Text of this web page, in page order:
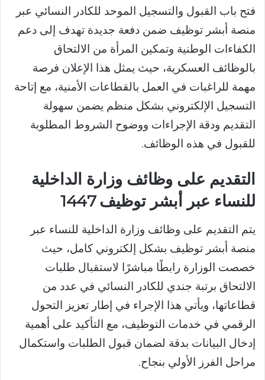
فتح باب القبول والتسجيل الموحد للكادر النسائي عبر
منصة أبشر توظيف ضمن دفعة جديدة تهدف إلى دعم
الكفاءات الوطنية وتمكين المرأة من الالتحاق
بالوظائف العسكرية، حيث يمثل هذا الإعلان فرصة
مهمة للراغبات في العمل بالقطاعات الأمنية، مع إتاحة
التسجيل الإلكتروني بشكل منظم يضمن سهولة
التقديم ودقة الإجراءات ووضوح الشروط المطلوبة
للقبول في هذه الوظائف.
التقديم على وظائف وزارة الداخلية
للنساء عبر أبشر توظيف 1447
يتم التقديم على وظائف وزارة الداخلية للنساء عبر
منصة أبشر توظيف بشكل إلكتروني كامل، حيث
خصصت الوزارة رابطًا مباشرًا لاستقبال طلبات
الالتحاق برتبة جندي للكادر النسائي في عدد من
قطاعاتها، ويأتي هذا الإجراء في إطار تعزيز التحول
الرقمي في خدمات التوظيف، مع التأكيد على أهمية
إدخال البيانات بدقة لضمان قبول الطلبات واستكمال
مراحل الفرز الأولي بنجاح.